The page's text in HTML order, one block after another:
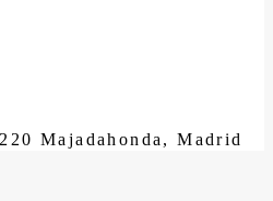
Majadahonda, Madrid